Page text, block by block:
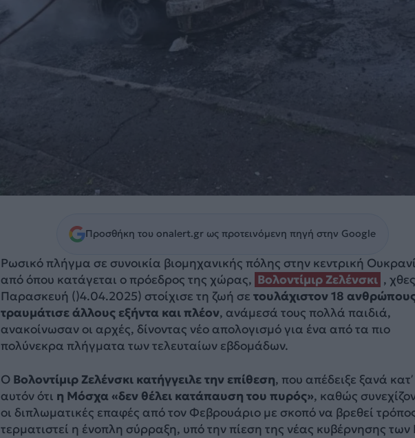
Προσθήκη του onalert.gr ως προτεινόμενη πηγή στην Google
Ρωσικό πλήγμα σε συνοικία βιομηχανικής πόλης στην κεντρική
από όπου κατάγεται ο πρόεδρος της χώρας, Βολοντίμιρ Ζελένσκι , χθες
Παρασκευή ()4.04.2025) στοίχισε τη ζωή σε τουλάχιστον 18
τραυμάτισε άλλους εξήντα και πλέον, ανάμεσά τους πολλά παιδιά,
ανακοίνωσαν οι αρχές, δίνοντας νέο απολογισμό για ένα από τα πιο
πολύνεκρα πλήγματα των τελευταίων εβδομάδων.
Ο Βολοντίμιρ Ζελένσκι κατήγγειλε την επίθεση, που απέδειξε ξανά κατ’
αυτόν ότι η Μόσχα «δεν θέλει κατάπαυση του πυρός», καθώς
οι διπλωματικές επαφές από τον Φεβρουάριο με σκοπό να βρεθεί
τερματιστεί η ένοπλη σύρραξη, υπό την πίεση της νέας κυβέρνησης